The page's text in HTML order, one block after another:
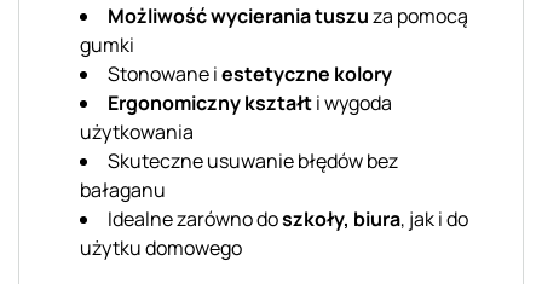
Możliwość wycierania tuszuza pomocą
gumki
Stonowane iestetyczne kolory
Ergonomiczny kształti wygoda
użytkowania
Skuteczne usuwanie błędów bez
bałaganu
Idealne zarówno doszkoły, biura, jak i do
użytku domowego